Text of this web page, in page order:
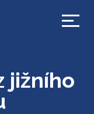
jižního